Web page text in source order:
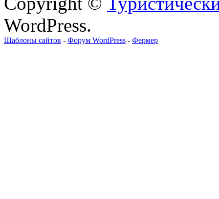
WordPress.
Шаблоны сайтов - Форум WordPress - Фермер